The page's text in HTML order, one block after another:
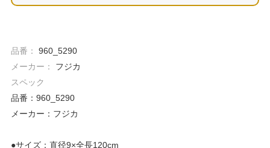
品番：
960_5290
メーカー：
フジカ
スペック
品番：960_5290
メーカー：フジカ
●サイズ：直径9×全長120cm